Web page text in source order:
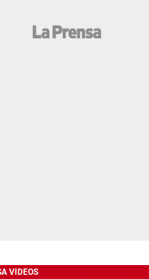
VIDEOS